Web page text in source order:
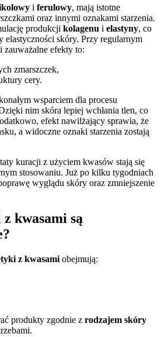
i ferulowy, mają istotne
oraz innymi oznakami starzenia.
produkcji kolagenu i elastyny, co
elastyczności skóry. Przy regularnym
zauważalne efekty to:
zmarszczek,
cery.
wsparciem dla procesu
nim skóra lepiej wchłania tlen, co
efekt nawilżający sprawia, że
a widoczne oznaki starzenia zostają
kuracji z użyciem kwasów stają się
stosowaniu. Już po kilku tygodniach
wyglądu skóry oraz zmniejszenie
kwasami są
z kwasami obejmują:
produkty zgodnie z rodzajem skóry